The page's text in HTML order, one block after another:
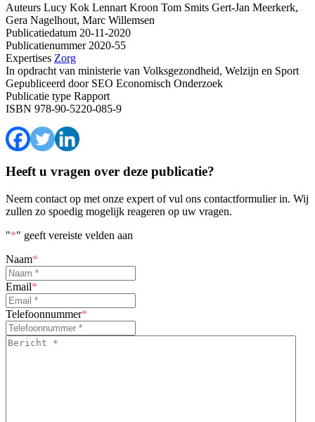
Auteurs Lucy Kok Lennart Kroon Tom Smits Gert-Jan Meerkerk,
Gera Nagelhout, Marc Willemsen
Publicatiedatum 20-11-2020
Publicatienummer2020-55
Expertises Zorg
In opdracht van ministerie van Volksgezondheid, Welzijn en Sport
Gepubliceerd doorSEO Economisch Onderzoek
Publicatie type Rapport
ISBN 978-90-5220-085-9
Heeft u vragen over deze publicatie?
Neem contact op met onze expert of vul ons contactformulier in. Wij
zullen zo spoedig mogelijk reageren op uw vragen.
"*" geeft vereiste velden aan
Naam*
Email*
Telefoonnummer*
Bericht